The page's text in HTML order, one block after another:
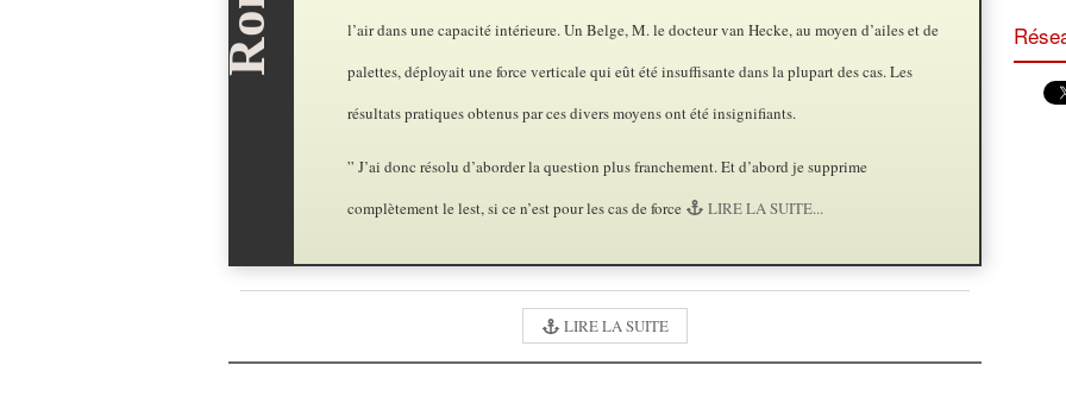
l’air dans une capacité intérieure. Un Belge, M. le docteur van Hecke, au moyen d’ailes et de
palettes, déployait une force verticale qui eût été insuffisante dans la plupart des cas. Les
résultats pratiques obtenus par ces divers moyens ont été insignifiants.
” J’ai donc résolu d’aborder la question plus franchement. Et d’abord je supprime
complètement le lest, si ce n’est pour les cas de force
LIRE LA SUITE...
LIRE LA SUITE